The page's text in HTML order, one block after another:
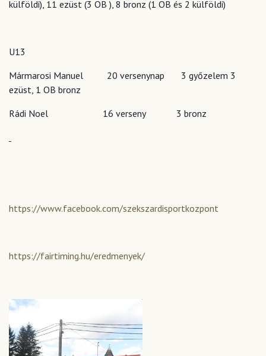
külföldi), 11 ezüst (3 OB ), 8 bronz (1 OB és 2 külföldi)
U13
Mármarosi Manuel 20 versenynap 3 győzelem 3
ezüst, 1 OB bronz
Rádi Noel 16 verseny 3 bronz
https://www.facebook.com/szekszardisportkozpont
https://fairtiming.hu/eredmenyek/